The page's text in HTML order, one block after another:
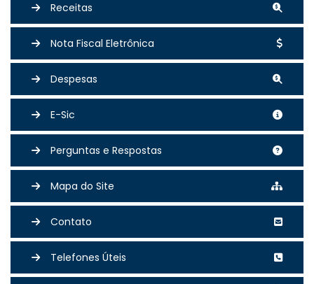
Receitas
Nota Fiscal Eletrônica
Despesas
E-Sic
Perguntas e Respostas
Mapa do Site
Contato
Telefones Úteis